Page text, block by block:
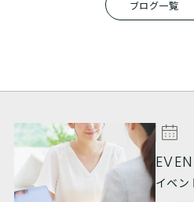
ブログ一覧
イベン